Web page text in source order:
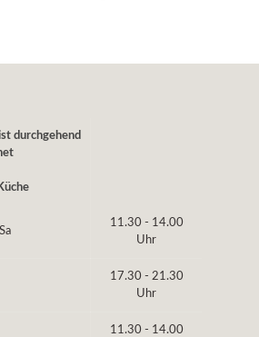
durchgehend
11.30 - 14.00
Uhr
17.30 - 21.30
Uhr
11.30 - 14.00